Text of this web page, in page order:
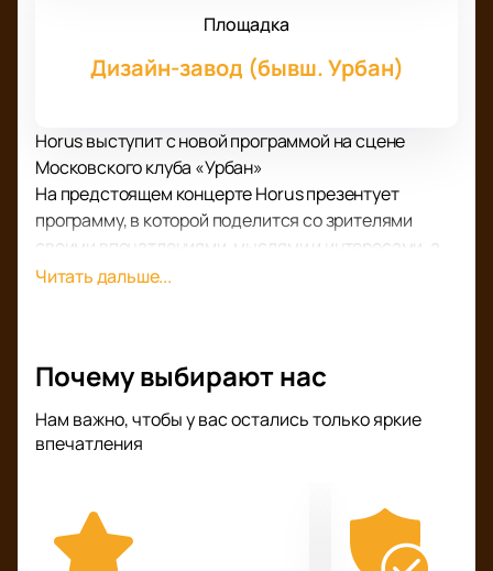
Площадка
Дизайн-завод (бывш. Урбан)
Horus выступит с новой программой на сцене
Московского клуба «Урбан»
На предстоящем концерте Horus презентует
программу, в которой поделится со зрителями
своими впечатлениями, мыслями и интересами, а
также тем, что интересного случилось в его жизни
вдохновения, общения с родными и близкими, а
У вас есть уникальная возможность услышать
работы Horus в живом исполнении. Подарите себе
настроения, посетив первоклассное шоу,
подготовленное для вас любимым исполнителем!
Читать дальше...
Почему выбирают нас
Нам важно, чтобы у вас остались только яркие
впечатления